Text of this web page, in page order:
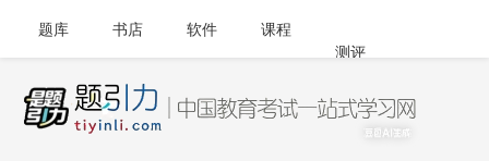
题库 书店 软件
课程
测评
APP下载